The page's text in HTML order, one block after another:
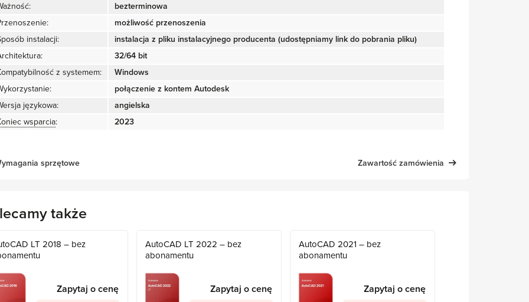
bezterminowa
możliwość przenoszenia
instalacji:
instalacja z pliku instalacyjnego producenta (udostępniamy link do pobrania pliku)
32/64 bit
z systemem:
Windows
połączenie z kontem Autodesk
językowa:
angielska
wsparcia: 2023
sprzętowe Zawartość zamówienia
także
LT 2018 – bez
Zapytaj o cenę
AutoCAD LT 2022 – bez
abonamentu
Zapytaj o cenę
AutoCAD 2021 – bez
abonamentu
Zapytaj o cenę